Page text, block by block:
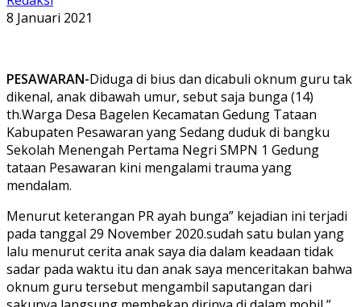
8 Januari 2021
PESAWARAN-Diduga di bius dan dicabuli oknum guru tak
dikenal, anak dibawah umur, sebut saja bunga (14)
th.Warga Desa Bagelen Kecamatan Gedung Tataan
Kabupaten Pesawaran yang Sedang duduk di bangku
Sekolah Menengah Pertama Negri SMPN 1 Gedung
tataan Pesawaran kini mengalami trauma yang
mendalam.
Menurut keterangan PR ayah bunga” kejadian ini terjadi
pada tanggal 29 November 2020.sudah satu bulan yang
lalu menurut cerita anak saya dia dalam keadaan tidak
sadar pada waktu itu dan anak saya menceritakan bahwa
oknum guru tersebut mengambil saputangan dari